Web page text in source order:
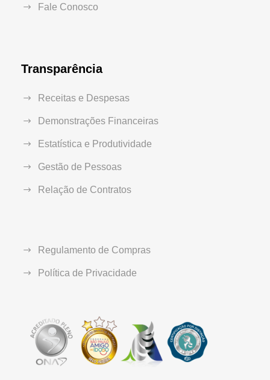
Fale Conosco
Transparência
Receitas e Despesas
Demonstrações Financeiras
Estatística e Produtividade
Gestão de Pessoas
Relação de Contratos
Regulamento de Compras
Política de Privacidade